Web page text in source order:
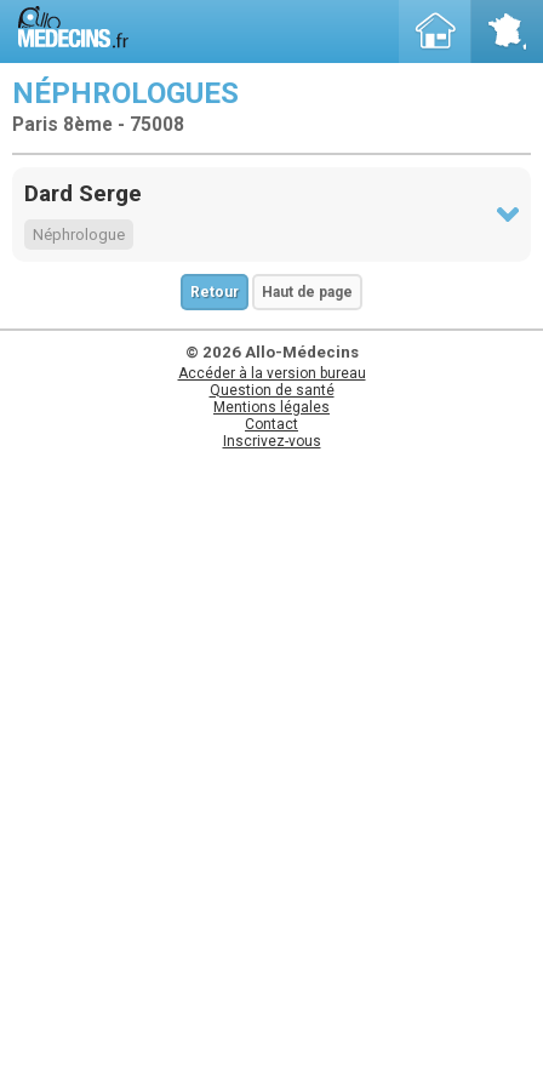
NÉPHROLOGUES
Paris 8ème - 75008
Dard Serge
Néphrologue
Retour Haut de page
© 2026 Allo-Médecins
Accéder à la version bureau
Question de santé
Mentions légales
Contact
Inscrivez-vous